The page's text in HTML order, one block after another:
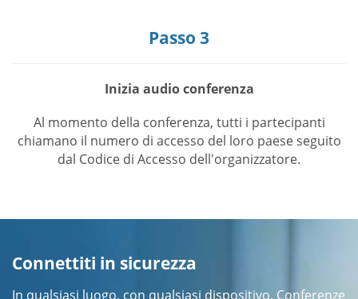
Passo 3
Inizia audio conferenza
Al momento della conferenza, tutti i partecipanti
chiamano il numero di accesso del loro paese seguito
dal Codice di Accesso dell'organizzatore.
Connettiti in sicurezza
In qualsiasi luogo, con qualsiasi dispositivo. Conferenze